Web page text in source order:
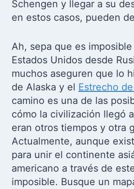
Schengen y llegar a su
en estos casos, pueden
Ah, sepa que es
Estados Unidos desde
muchos aseguren que lo
de Alaska y el Estrecho
camino es una de las
cómo la civilización llegó
eran otros tiempos y otra
Actualmente, aunque
para unir el continente
americano a través de
imposible. Busque un